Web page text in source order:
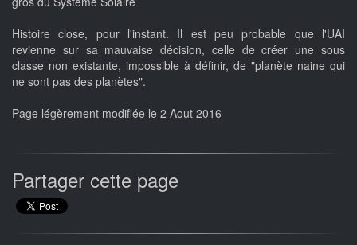
Histoire close, pour l'instant. Il est peu probable que l'UAI
revienne sur sa mauvaise décision, celle de créer une sous
classe non existante, impossible à définir, de "planète naine qui
ne sont pas des planètes".
Page légèrement modifiée le 2 Aout 2016
Partager cette page